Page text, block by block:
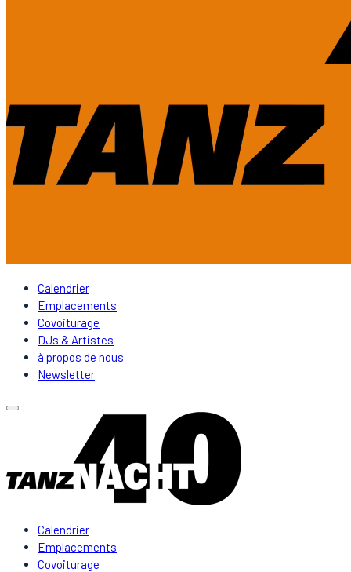
Calendrier
Emplacements
Covoiturage
DJs & Artistes
à propos de nous
Newsletter
Calendrier
Emplacements
Covoiturage